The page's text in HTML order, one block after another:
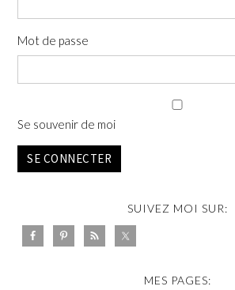
Mot de passe
Se souvenir de moi
SE CONNECTER
SUIVEZ MOI SUR:
MES PAGES: